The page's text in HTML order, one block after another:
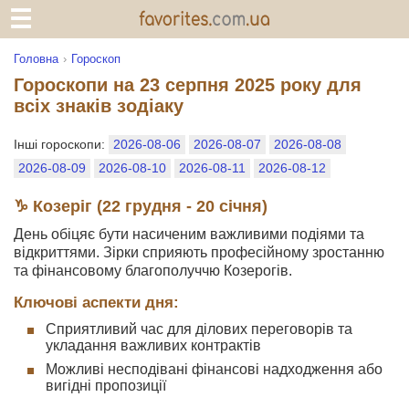
Головна Гороскоп
Гороскопи на 23 серпня 2025 року для
всіх знаків зодіаку
Інші гороскопи: 2026-08-06 2026-08-07
2026-08-08
2026-08-09
2026-08-10 2026-08-11 2026-08-12
♑ Козеріг (22 грудня - 20 січня)
День обіцяє бути насиченим важливими подіями та
відкриттями. Зірки сприяють професійному зростанню
та фінансовому благополуччю Козерогів.
Ключові аспекти дня:
Сприятливий час для ділових переговорів та
укладання важливих контрактів
Можливі несподівані фінансові надходження або
вигідні пропозиції